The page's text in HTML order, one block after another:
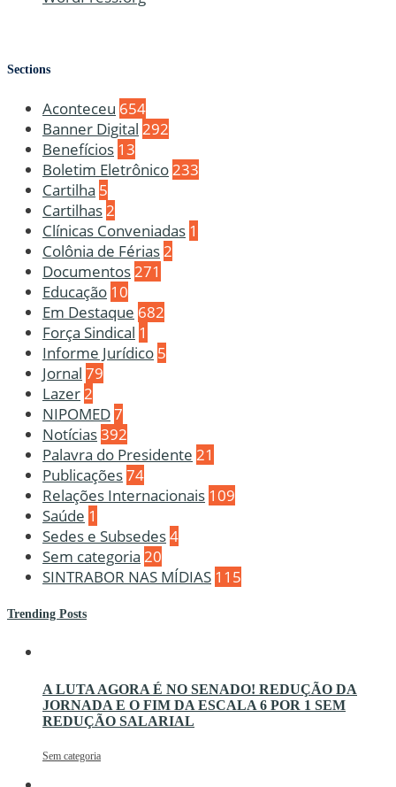
Sections
Aconteceu 654
Banner Digital 292
Benefícios 13
Boletim Eletrônico 233
Cartilha 5
Cartilhas 2
Clínicas Conveniadas 1
Colônia de Férias 2
Documentos 271
Educação 10
Em Destaque 682
Força Sindical 1
Informe Jurídico 5
Jornal 79
Lazer 2
NIPOMED7
Notícias392
Palavra do Presidente 21
Publicações74
Relações Internacionais 109
Saúde 1
Sedes e Subsedes4
Sem categoria 20
SINTRABOR NAS MÍDIAS 115
Trending Posts
A LUTA AGORA É NO SENADO! REDUÇÃO DA
JORNADA E O FIM DA ESCALA 6 POR 1 SEM
REDUÇÃO SALARIAL
Sem categoria